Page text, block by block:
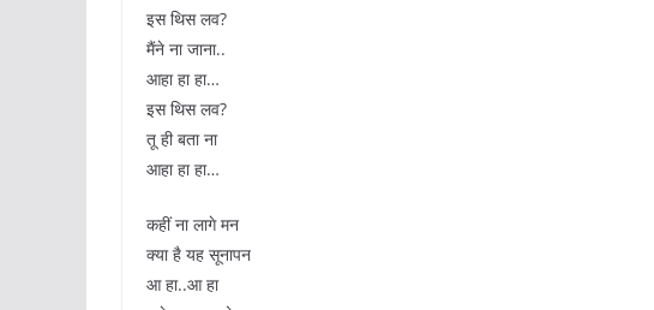
इस थिस लव?
मैंने ना जाना..
आहा हा हा…
इस थिस लव?
तू ही बता ना
आहा हा हा…
कहीं ना लागे मन
क्या है यह सूनापन
आ हा..आ हा